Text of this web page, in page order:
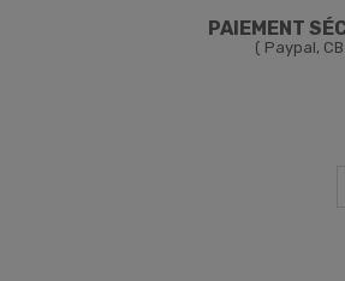
PAIEMENT
( Paypal,